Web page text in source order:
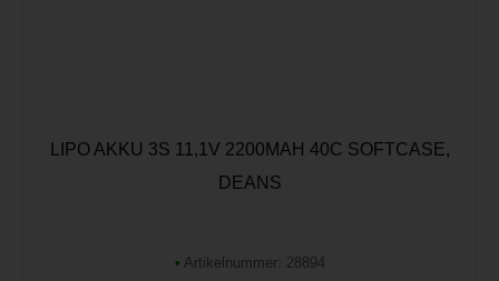
LIPO AKKU 3S 11,1V 2200MAH 40C SOFTCASE,
DEANS
• Artikelnummer: 28894